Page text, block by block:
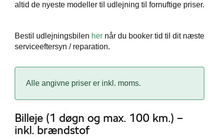
altid de nyeste modeller til udlejning til fornuftige priser.
Bestil udlejningsbilen her når du booker tid til dit næste
serviceeftersyn / reparation.
Alle angivne priser er inkl. moms.
Billeje (1 døgn og max. 100 km.) –
inkl. brændstof